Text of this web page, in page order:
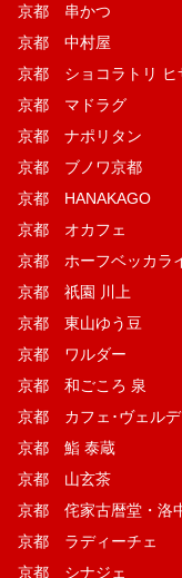
京都 串かつ
京都 中村屋
京都 ショコラトリ ヒ
京都 マドラグ
京都 ナポリタン
京都 ブノワ京都
京都 HANAKAGO
京都 オカフェ
京都 ホーフベッカラ
京都 祇園 川上
京都 東山ゆう豆
京都 ワルダー
京都 和ごころ 泉
京都 カフェ･ヴェルデ
京都 鮨 泰蔵
京都 山玄茶
京都 侘家古暦堂・洛
京都 ラディーチェ
京都 シナジェ